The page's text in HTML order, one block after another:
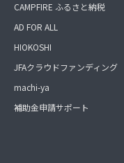
CAMPFIRE ふるさと納税
AD FOR ALL
HIOKOSHI
JFAクラウドファンディング
machi-ya
補助金申請サポート